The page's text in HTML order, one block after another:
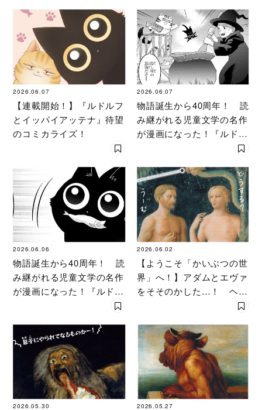
2026.06.07
【連載開始！】『ルドルフ
とイッパイアッテナ』待望
のコミカライズ！
2026.06.07
物語誕生から40周年！ 読
み継がれる児童文学の名作
が漫画になった！『ルドル
フとイッパイアッテナ』
2026.06.06
物語誕生から40周年！ 読
み継がれる児童文学の名作
が漫画になった！『ルドル
フとイッパイアッテナ』
2026.06.02
【ようこそ「かいぶつの世
界」へ！】アダムとエヴァ
をそそのかした…！ ヘビ
2026.05.30 2026.05.27